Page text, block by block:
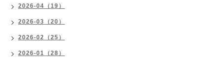
2026-04（19）
2026-03（20）
2026-02（25）
2026-01（28）